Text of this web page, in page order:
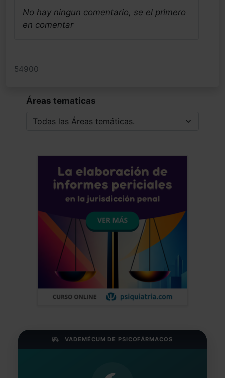
No hay ningun comentario, se el primero
en comentar
54900
Áreas tematicas
VADEMÉCUM DE PSICOFÁRMACOS